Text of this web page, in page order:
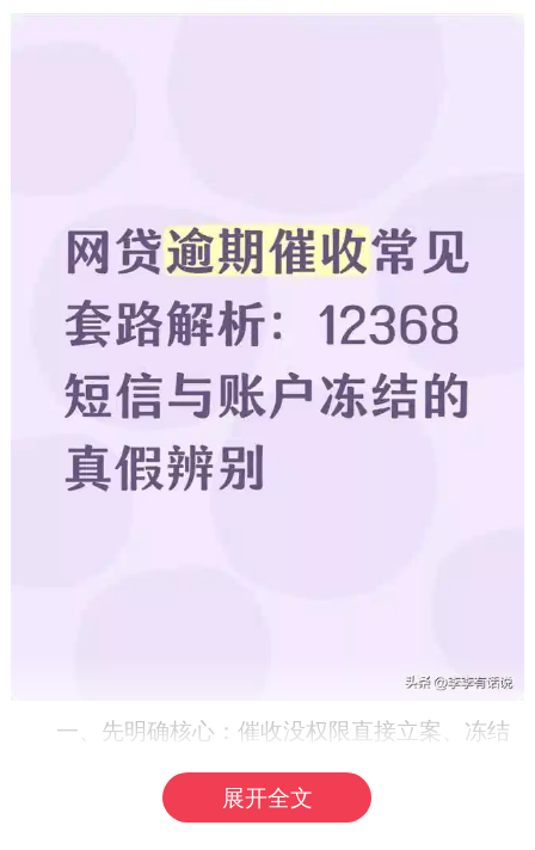
一、先明确核心：催收没权限直接立案、冻结
首先要厘清一个关键事实：网贷平台和外包催
展开全文